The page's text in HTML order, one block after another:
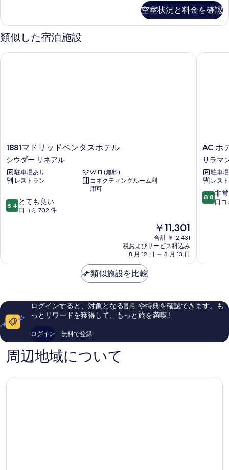
る
の
写
真
を
細
空室状況と料金を確認
類似した宿泊施設
1881
マ
ド
リ
ッ
ベ
ン
シ
リ
ネ
ア
ル
1881マドリッドベンタスホテル
シウダー リネアル
駐車場あり
WiFi (無料)
レストラン
コネクティングルーム利
用可
10
段
も
コ
702
件
の
口
ミ
8.4 とても良い
口コミ 702 件
現
在
の
料
金
￥11,301
合計 ￥12,431
税およびサービス料込み
8 月 12 日 ～ 8 月 13 日
1881マドリッドベンタスホテル
AC
ホ
テ
ル
ア
ベ
ニ
バ
オ
ッ
-
AC ホ
サラマ
駐車
レス
10
段
良
ミ
749
の
8.8 非
口コ
AC ホテ
類似施設を比較
ログインすると、対象となる割引や特典を確認できます。も
っとリワードを獲得して、もっと旅を満喫 !
ログイン 無料で登録
周辺地域について